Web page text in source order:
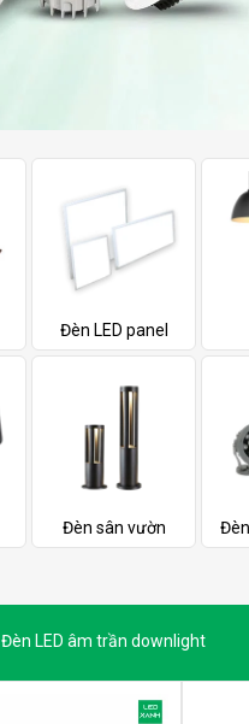
Đèn LED panel
Đèn sân vườn
Đèn LED âm trần downlight